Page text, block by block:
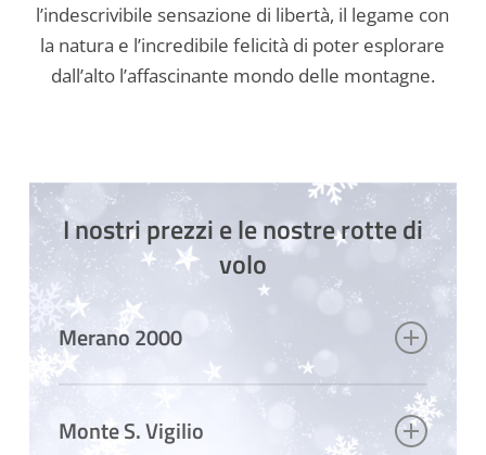
l’indescrivibile sensazione di libertà, il legame con
la natura e l’incredibile felicità di poter esplorare
dall’alto l’affascinante mondo delle montagne.
I nostri prezzi e le nostre rotte di
volo
Merano 2000
Monte S. Vigilio